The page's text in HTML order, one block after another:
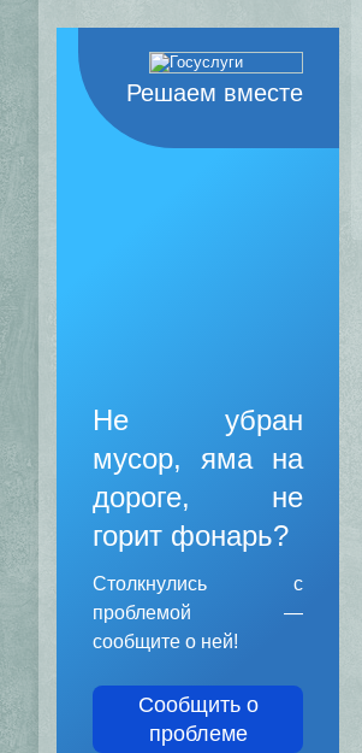
Решаем вместе
Не убран
мусор, яма на
дороге, не
горит фонарь?
Столкнулись с
проблемой —
сообщите о ней!
Сообщить о
проблеме